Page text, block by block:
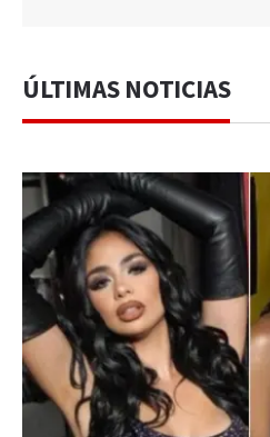
ÚLTIMAS NOTICIAS